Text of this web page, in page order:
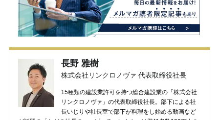
長野 雅樹
株式会社リンクロノヴァ 代表取締役社長
15種類の建設業許可を持つ総合建設業の「株式会社
リンクロノヴァ」の代表取締役社長。部下による社
長いじりや社長室で部下が料理をし始める動画など